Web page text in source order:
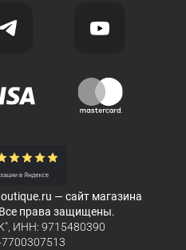
— сайт магазина
права защищены.
ИНН: 9715480390